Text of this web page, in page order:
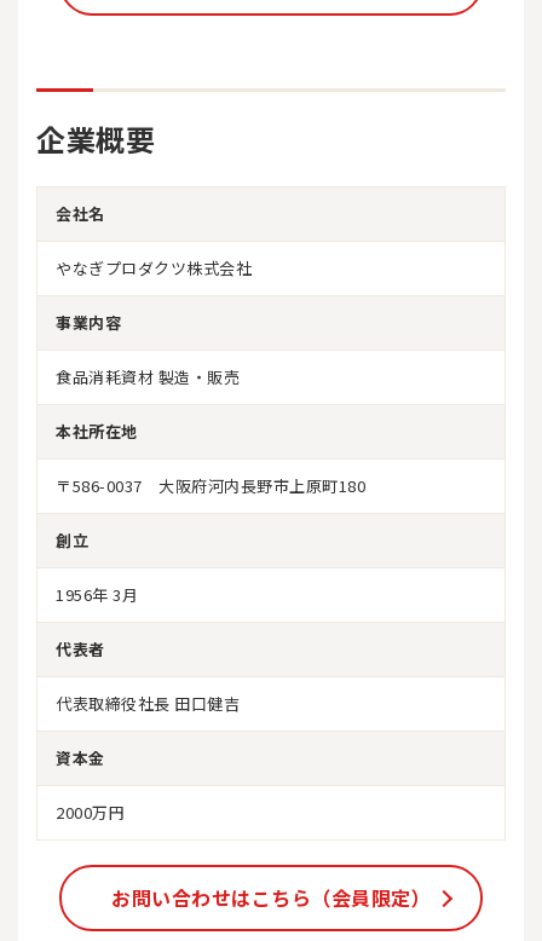
企業概要
会社名
やなぎプロダクツ株式会社
事業内容
食品消耗資材 製造・販売
本社所在地
〒586-0037 大阪府河内長野市上原町180
創立
1956年 3月
代表者
代表取締役社長 田口健吉
資本金
2000万円
お問い合わせはこちら（会員限定）